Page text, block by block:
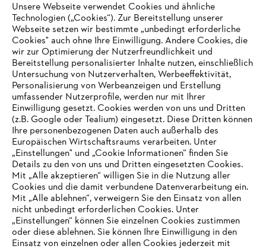
Zahlungsmöglichkeiten
Unternehmen
Online Shop
Service
IHR BROWSER WIRD NICHT
UNTERSTÜTZT
Unsere Webseite verwendet Cookies und ähnliche
Technologien („Cookies“). Zur Bereitstellung unserer
Webseite setzen wir bestimmte „unbedingt erforderliche
Cookies" auch ohne Ihre Einwilligung. Andere Cookies, die
wir zur Optimierung der Nutzerfreundlichkeit und
Bereitstellung personalisierter Inhalte nutzen, einschließlich
Untersuchung von Nutzerverhalten, Werbeeffektivität,
Personalisierung von Werbeanzeigen und Erstellung
umfassender Nutzerprofile, werden nur mit Ihrer
Einwilligung gesetzt. Cookies werden von uns und Dritten
(z.B. Google oder Tealium) eingesetzt. Diese Dritten können
Ihre personenbezogenen Daten auch außerhalb des
Europäischen Wirtschaftsraums verarbeiten. Unter
„Einstellungen" und „Cookie Informationen“ finden Sie
Details zu den von uns und Dritten eingesetzten Cookies.
Mit „Alle akzeptieren“ willigen Sie in die Nutzung aller
Cookies und die damit verbundene Datenverarbeitung ein.
Mit „Alle ablehnen“, verweigern Sie den Einsatz von allen
nicht unbedingt erforderlichen Cookies. Unter
„Einstellungen“ können Sie einzelnen Cookies zustimmen
oder diese ablehnen. Sie können Ihre Einwilligung in den
Einsatz von einzelnen oder allen Cookies jederzeit mit